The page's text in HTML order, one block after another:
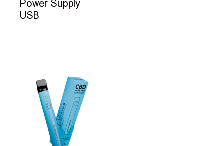
Power Supply
USB